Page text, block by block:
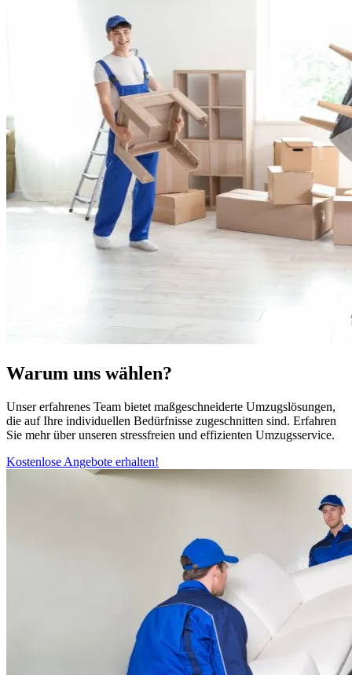
Warum uns wählen?
Unser erfahrenes Team bietet maßgeschneiderte Umzugslösungen,
die auf Ihre individuellen Bedürfnisse zugeschnitten sind. Erfahren
Sie mehr über unseren stressfreien und effizienten Umzugsservice.
Kostenlose Angebote erhalten!